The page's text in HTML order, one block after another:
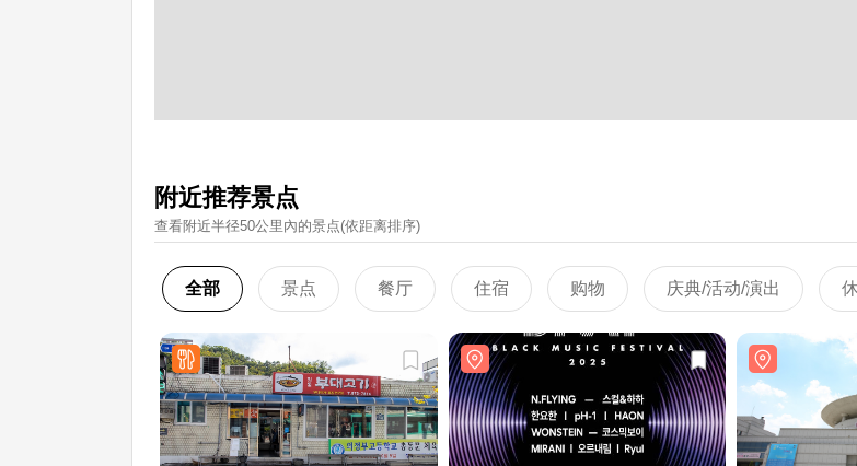
附近推荐景点
查看附近半径50公里內的景点(依距离排序)
全部 景点 餐厅 住宿 购物 庆典/活动/演出